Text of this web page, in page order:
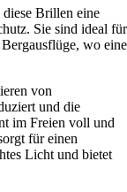
Brillen eine
Sie sind ideal für
wo eine
von
und die
im Freien voll und
für einen
Licht und bietet